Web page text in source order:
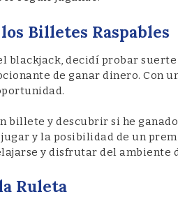
Billetes Raspables
blackjack, decidí probar
de ganar dinero. Con
billete y descubrir si he
y la posibilidad de un
y disfrutar del ambiente
Ruleta